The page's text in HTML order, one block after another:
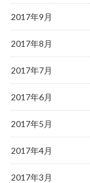
2017年9月
2017年8月
2017年7月
2017年6月
2017年5月
2017年4月
2017年3月